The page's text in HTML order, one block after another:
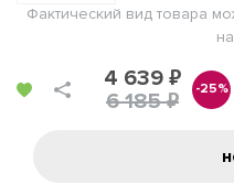
Фактический вид товара
4 639 ₽
6 185 ₽
-25%